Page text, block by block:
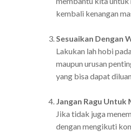
kembali kenangan
Sesuaikan Dengan
Lakukan lah hobi
maupun urusan
yang bisa dapat
Jangan Ragu
Jika tidak juga
dengan mengikuti